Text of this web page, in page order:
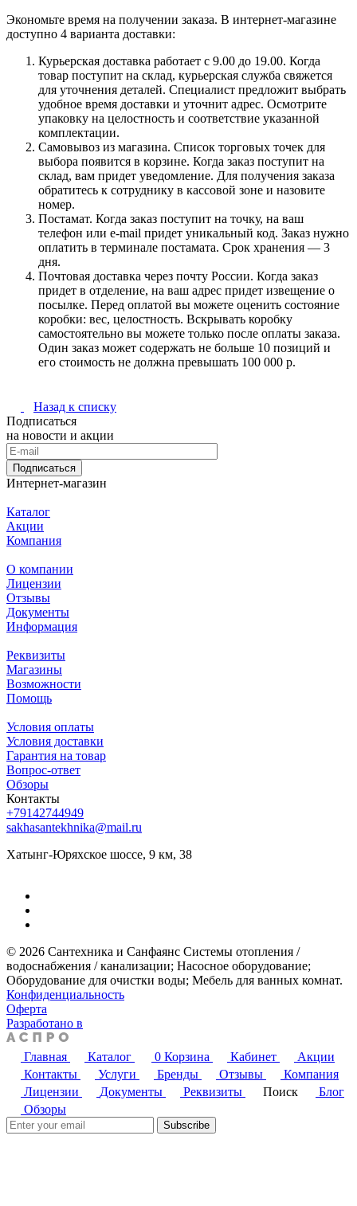
Экономьте время на получении заказа. В интернет-магазине
доступно 4 варианта доставки:
Курьерская доставка работает с 9.00 до 19.00. Когда
товар поступит на склад, курьерская служба свяжется
для уточнения деталей. Специалист предложит выбрать
удобное время доставки и уточнит адрес. Осмотрите
упаковку на целостность и соответствие указанной
комплектации.
Самовывоз из магазина. Список торговых точек для
выбора появится в корзине. Когда заказ поступит на
склад, вам придет уведомление. Для получения заказа
обратитесь к сотруднику в кассовой зоне и назовите
номер.
Постамат. Когда заказ поступит на точку, на ваш
телефон или e-mail придет уникальный код. Заказ нужно
оплатить в терминале постамата. Срок хранения — 3
дня.
Почтовая доставка через почту России. Когда заказ
придет в отделение, на ваш адрес придет извещение о
посылке. Перед оплатой вы можете оценить состояние
коробки: вес, целостность. Вскрывать коробку
самостоятельно вы можете только после оплаты заказа.
Один заказ может содержать не больше 10 позиций и
его стоимость не должна превышать 100 000 р.
Назад к списку
Подписаться
на новости и акции
Подписаться
Интернет-магазин
Каталог
Акции
Компания
О компании
Лицензии
Отзывы
Документы
Информация
Реквизиты
Магазины
Возможности
Помощь
Условия оплаты
Условия доставки
Гарантия на товар
Вопрос-ответ
Обзоры
Контакты
+79142744949
sakhasantekhnika@mail.ru
Хатынг-Юряхское шоссе, 9 км, 38
© 2026 Сантехника и Санфаянс ​Системы отопления /
водоснабжения / канализации; ​Насосное оборудование; ​
Оборудование для очистки воды; ​Мебель для ванных комнат.
Конфиденциальность
Оферта
Разработано в
Главная Каталог 0 Корзина Кабинет
Акции
Контакты
Услуги Бренды Отзывы
Компания
Лицензии
Документы Реквизиты Поиск
Блог
Обзоры
Subscribe